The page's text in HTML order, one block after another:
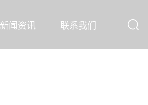
新闻资讯 联系我们